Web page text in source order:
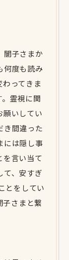
闇子さまか
何度も読み
ってきま
霊視に関
願いしてい
き間違った
には隠し事
を言い当て
て、安すぎ
とをしてい
さまと繋